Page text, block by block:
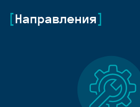
Направления